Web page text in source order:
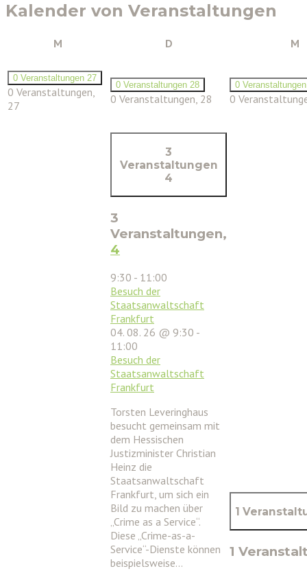
Kalender von Veranstaltungen
MMontag DDienstag M
0 Veranstaltungen 27
0 Veranstaltungen,
27
0 Veranstaltungen 28
0 Veranstaltungen, 28
0
0
3
Veranstaltungen
4
3
Veranstaltungen,
4
9:30 - 11:00
Besuch der
Staatsanwaltschaft
Frankfurt
04. 08. 26 @ 9:30 -
11:00
Besuch der
Staatsanwaltschaft
Frankfurt
Torsten Leveringhaus
besucht gemeinsam mit
dem Hessischen
Justizminister Christian
Heinz die
Staatsanwaltschaft
Frankfurt, um sich ein
Bild zu machen über
„Crime as a Service“.
Diese „Crime-as-a-
Service“-Dienste können
beispielsweise…
1
1